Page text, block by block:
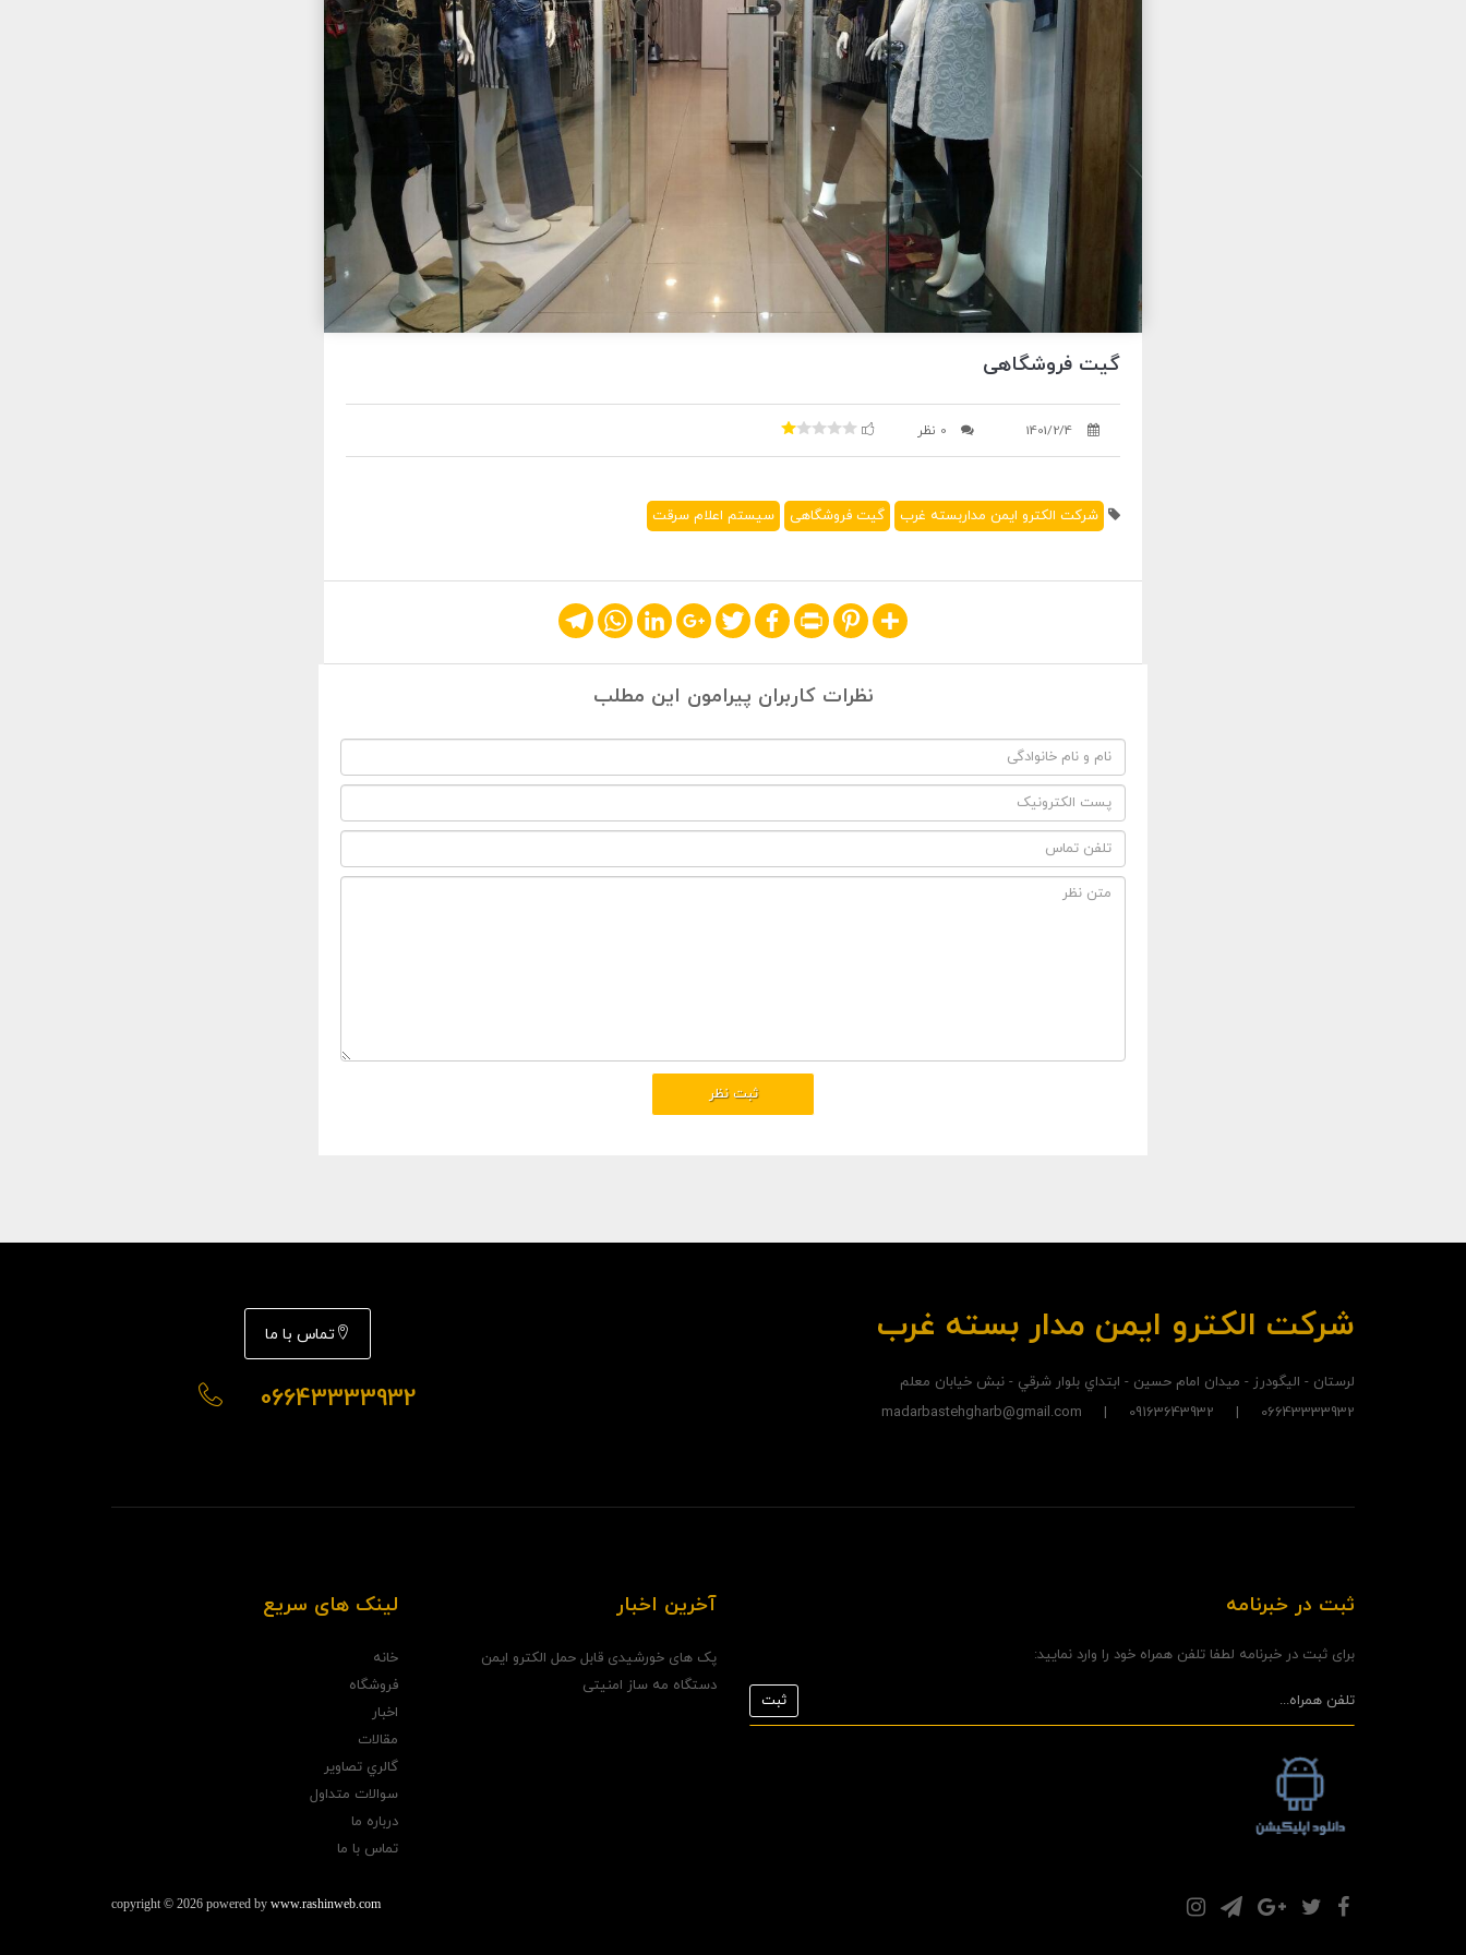
گیت فروشگاهی
1401/2/4 0 نظر
شرکت الکترو ایمن مداربسته غرب گیت فروشگاهی سیستم اعلام سرقت
Share
Pinterest
Print
Facebook
Twitter
Google+
LinkedIn
WhatsApp
Telegram
نظرات کاربران پیرامون این مطلب
شرکت الکترو ايمن مدار بسته غرب
لرستان - اليگودرز - ميدان امام حسين - ابتداي بلوار شرقي - نبش خيابان معلم
06643333932 | 09163643932 | madarbastehgharb@gmail.com
تماس با ما
06643333932
لینک های سریع
خانه
فروشگاه
اخبار
مقالات
گالري تصاوير
سوالات متداول
درباره ما
تماس با ما
آخرین اخبار
پک های خورشیدی قابل حمل الکترو ایمن
دستگاه مه ساز امنیتی
ثبت در خبرنامه
برای ثبت در خبرنامه لطفا تلفن همراه خود را وارد نمایید:
copyright © 2026 powered by www.rashinweb.com